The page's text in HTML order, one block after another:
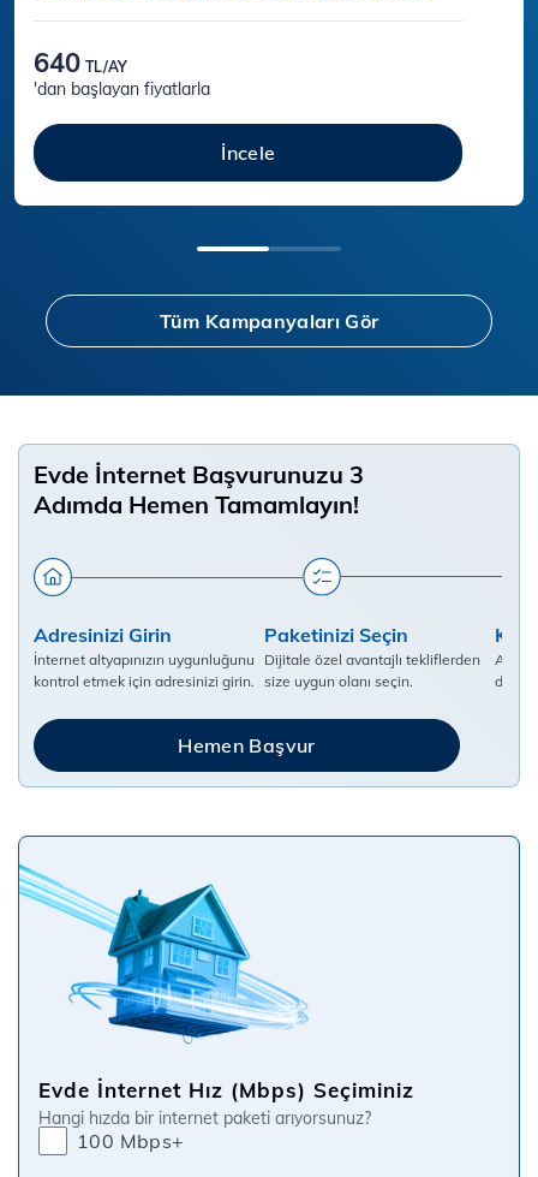
640 TL/AY
'dan başlayan fiyatlarla
İncele
Tüm Kampanyaları Gör
Evde İnternet Başvurunuzu 3
Adımda Hemen Tamamlayın!
Adresinizi Girin
İnternet altyapınızın uygunluğunu
kontrol etmek için adresinizi girin.
Paketinizi Seçin
Dijitale özel avantajlı tekliflerden
size uygun olanı seçin.
Hemen Başvur
Evde İnternet Hız (Mbps) Seçiminiz
Hangi hızda bir internet paketi arıyorsunuz?
100 Mbps+